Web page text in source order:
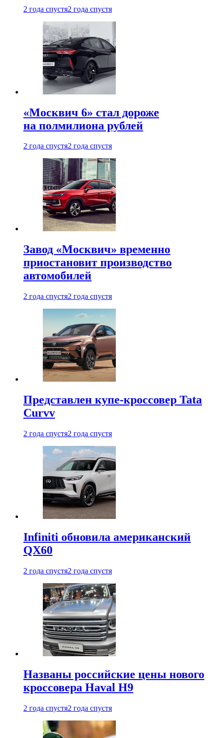
2 года спустя2 года спустя
«Москвич 6» стал дороже
на полмилиона рублей
2 года спустя2 года спустя
Завод «Москвич» временно
приостановит производство
автомобилей
2 года спустя2 года спустя
Представлен купе-кроссовер Tata
Curvv
2 года спустя2 года спустя
Infiniti обновила американский
QX60
2 года спустя2 года спустя
Названы российские цены нового
кроссовера Haval H9
2 года спустя2 года спустя